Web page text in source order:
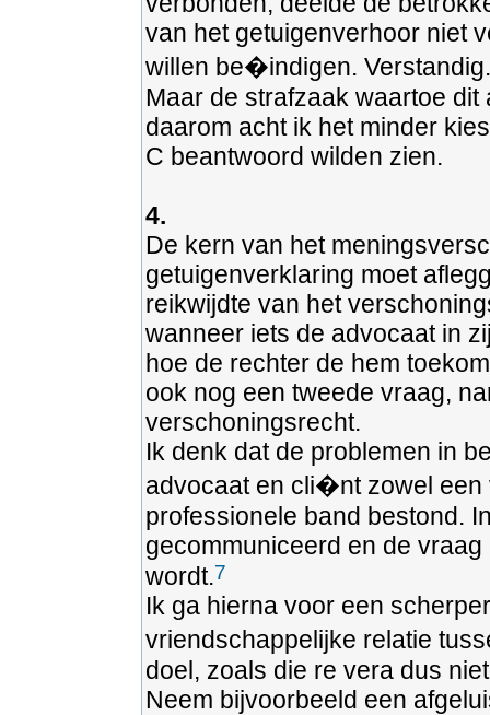
van het getuigenverhoor niet
willen be�indigen. Verstandig.
Maar de strafzaak waartoe
daarom acht ik het minder
C beantwoord wilden zien.
4.
De kern van het
getuigenverklaring moet
reikwijdte van het
wanneer iets de advocaat in
hoe de rechter de hem
ook nog een tweede vraag,
verschoningsrecht.
Ik denk dat de problemen in
advocaat en cli�nt zowel
professionele band bestond.
gecommuniceerd en de
wordt.7
Ik ga hierna voor een
vriendschappelijke relatie
doel, zoals die re vera dus
Neem bijvoorbeeld een